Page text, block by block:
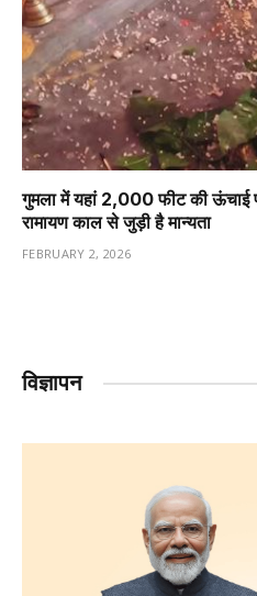
गुमला में यहां 2,000 फीट की ऊंचाई
रामायण काल से जुड़ी है मान्यता
FEBRUARY 2, 2026
विज्ञापन